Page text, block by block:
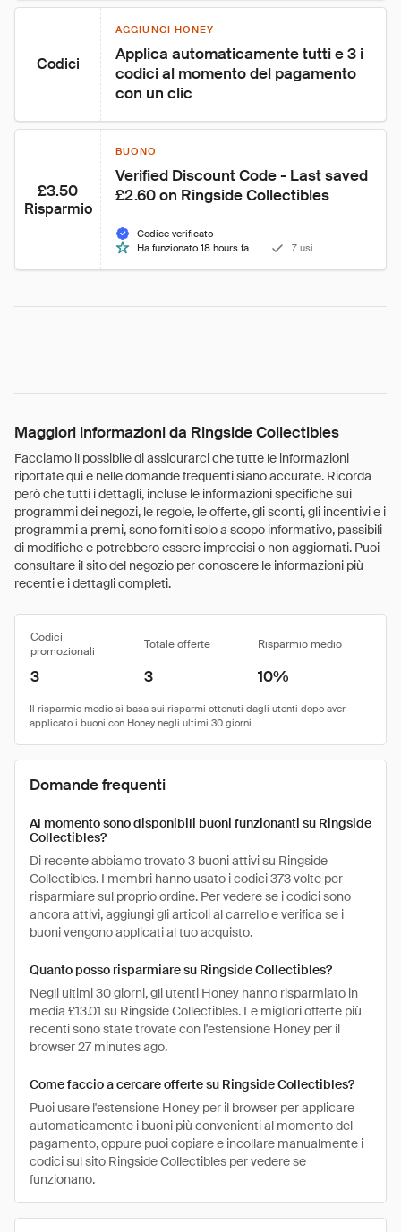
Codici
AGGIUNGI HONEY
Applica automaticamente tutti e 3 i
codici al momento del pagamento
con un clic
£3.50
Risparmio
BUONO
Verified Discount Code - Last saved
£2.60 on Ringside Collectibles
Codice verificato
Ha funzionato 18 hours fa
7 usi
Maggiori informazioni da Ringside Collectibles
Facciamo il possibile di assicurarci che tutte le informazioni
riportate qui e nelle domande frequenti siano accurate. Ricorda
però che tutti i dettagli, incluse le informazioni specifiche sui
programmi dei negozi, le regole, le offerte, gli sconti, gli incentivi e i
programmi a premi, sono forniti solo a scopo informativo, passibili
di modifiche e potrebbero essere imprecisi o non aggiornati. Puoi
consultare il sito del negozio per conoscere le informazioni più
recenti e i dettagli completi.
Codici
promozionali
Totale offerte Risparmio medio
3 3 10%
Domande frequenti
Al momento sono disponibili buoni funzionanti su Ringside
Collectibles?
Di recente abbiamo trovato 3 buoni attivi su Ringside
Collectibles. I membri hanno usato i codici 373 volte per
risparmiare sul proprio ordine. Per vedere se i codici sono
ancora attivi, aggiungi gli articoli al carrello e verifica se i
buoni vengono applicati al tuo acquisto.
Quanto posso risparmiare su Ringside Collectibles?
Negli ultimi 30 giorni, gli utenti Honey hanno risparmiato in
media £13.01 su Ringside Collectibles. Le migliori offerte più
recenti sono state trovate con l'estensione Honey per il
browser 27 minutes ago.
Come faccio a cercare offerte su Ringside Collectibles?
Puoi usare l'estensione Honey per il browser per applicare
automaticamente i buoni più convenienti al momento del
pagamento, oppure puoi copiare e incollare manualmente i
codici sul sito Ringside Collectibles per vedere se
funzionano.